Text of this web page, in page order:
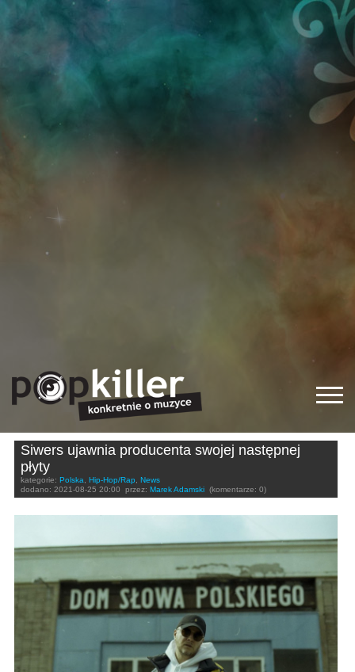
Siwers ujawnia producenta swojej następnej
płyty
kategorie: Polska, Hip-Hop/Rap, News
dodano: 2021-08-25 20:00 przez: Marek Adamski (komentarze: 0)